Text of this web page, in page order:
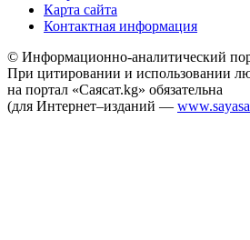
Карта сайта
Контактная информация
© Информационно-аналитический
При цитировании и использовании
на портал «Саясат.kg» обязательна
(для Интернет–изданий —